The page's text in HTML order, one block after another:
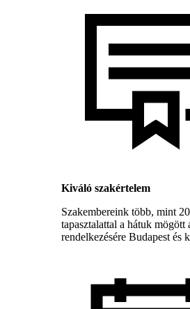
Kiváló szakértelem
Szakembereink több, mint
tapasztalattal a hátuk mögött
rendelkezésére Budapest és